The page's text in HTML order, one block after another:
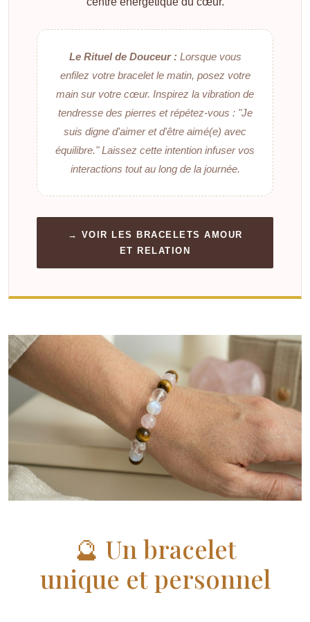
Le Rituel de Douceur : Lorsque vous
enfilez votre bracelet le matin, posez votre
main sur votre cœur. Inspirez la vibration de
tendresse des pierres et répétez-vous : "Je
suis digne d'aimer et d'être aimé(e) avec
équilibre."Laissez cette intention infuser vos
interactions tout au long de la journée.
→ VOIR LES BRACELETS AMOUR
ET RELATION
🔮 Un bracelet
unique et personnel